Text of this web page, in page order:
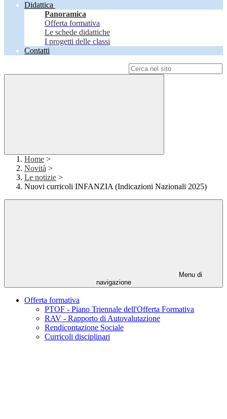
Didattica
Panoramica
Offerta formativa
Le schede didattiche
I progetti delle classi
Contatti
Home >
Novità >
Le notizie >
Nuovi curricoli INFANZIA (Indicazioni Nazionali 2025)
Menu di
navigazione
Offerta formativa
PTOF - Piano Triennale dell'Offerta Formativa
RAV - Rapporto di Autovalutazione
Rendicontazione Sociale
Curricoli disciplinari